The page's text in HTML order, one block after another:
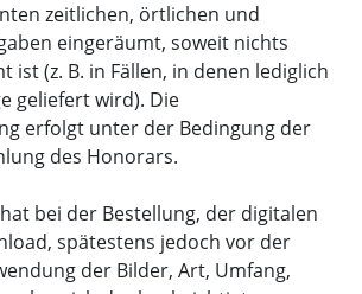
zeitlichen, örtlichen und
eingeräumt, soweit nichts
ist (z. B. in Fällen, in denen lediglich
geliefert wird). Die
erfolgt unter der Bedingung der
des Honorars.
bei der Bestellung, der digitalen
spätestens jedoch vor der
der Bilder, Art, Umfang,